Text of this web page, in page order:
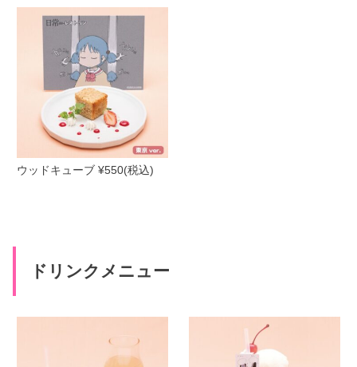
ウッドキューブ ¥550(税込)
ドリンクメニュー